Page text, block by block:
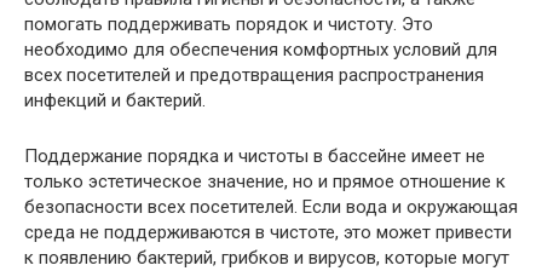
помогать поддерживать порядок и чистоту. Это
необходимо для обеспечения комфортных условий для
всех посетителей и предотвращения распространения
инфекций и бактерий.
Поддержание порядка и чистоты в бассейне имеет не
только эстетическое значение, но и прямое отношение к
безопасности всех посетителей. Если вода и окружающая
среда не поддерживаются в чистоте, это может привести
к появлению бактерий, грибков и вирусов, которые могут